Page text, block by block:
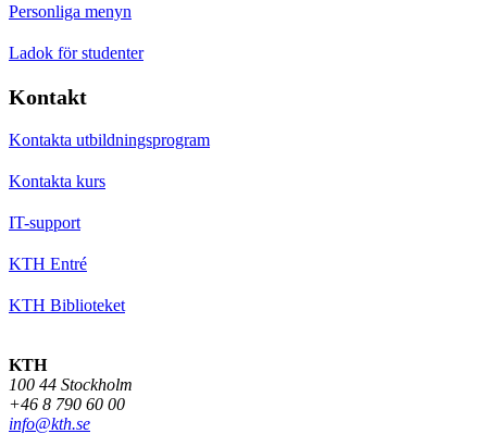
Personliga menyn
Ladok för studenter
Kontakt
Kontakta utbildningsprogram
Kontakta kurs
IT-support
KTH Entré
KTH Biblioteket
KTH
100 44 Stockholm
+46 8 790 60 00
info@kth.se